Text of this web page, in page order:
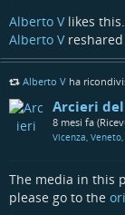
qualsiasi mezzo
ampia della libertà
Si osserverà
sentimenti,
ottenere vantaggi
sociale.
news, alterazione
Si prenderà in
Deontologico
Alberto Vlikes this.
Alberto Vreshared
Alberto V ha
Arcieri del
8 mesi fa
Vicenza,
The media in this
please go to the